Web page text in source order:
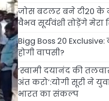
जोस बटलर बने टी20 के
वैभव सूर्यवंशी तोड़ेंगे मेरा
Bigg Boss 20
होगी वापसी?
‘स्वामी दयानंद की
अंत करो’:योगी सूरी ने
भारत का संकल्प